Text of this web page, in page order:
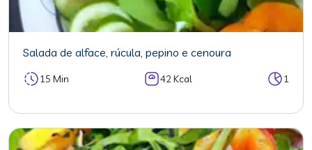
Salada de alface, rúcula, pepino e cenoura
15 Min 42 Kcal 1